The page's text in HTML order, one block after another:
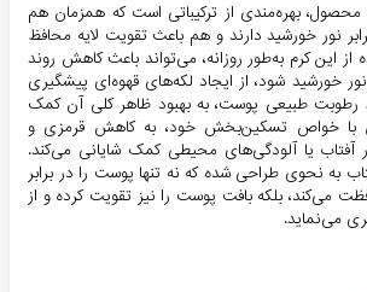
محصول، بهره‌مندی از ترکیباتی است که همزمان هم
نور خورشید دارند و هم باعث تقویت لایه محافظ
این کرم به‌طور روزانه، می‌تواند باعث کاهش روند
خورشید شود، از ایجاد لکه‌های قهوه‌ای پیشگیری
طبیعی پوست، به بهبود ظاهر کلی آن کمک
با خواص تسکین‌بخش خود، به کاهش قرمزی و
آفتاب یا آلودگی‌های محیطی کمک شایانی می‌کند.
به نحوی طراحی شده که نه تنها پوست را در برابر
می‌کند، بلکه بافت پوست را نیز تقویت کرده و از
می‌نماید.